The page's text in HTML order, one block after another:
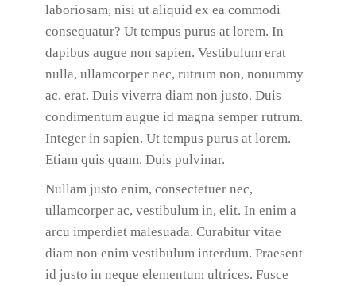
laboriosam, nisi ut aliquid ex ea commodi
consequatur? Ut tempus purus at lorem. In
dapibus augue non sapien. Vestibulum erat
nulla, ullamcorper nec, rutrum non, nonummy
ac, erat. Duis viverra diam non justo. Duis
condimentum augue id magna semper rutrum.
Integer in sapien. Ut tempus purus at lorem.
Etiam quis quam. Duis pulvinar.
Nullam justo enim, consectetuer nec,
ullamcorper ac, vestibulum in, elit. In enim a
arcu imperdiet malesuada. Curabitur vitae
diam non enim vestibulum interdum. Praesent
id justo in neque elementum ultrices. Fusce